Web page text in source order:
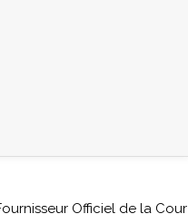
Officiel de la Cour